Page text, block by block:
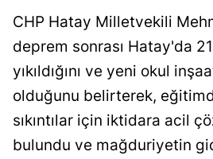
CHP Hatay Milletvekili
deprem sonrası Hatay'da
yıkıldığını ve yeni okul
olduğunu belirterek,
sıkıntılar için iktidara acil
bulundu ve mağduriyetin